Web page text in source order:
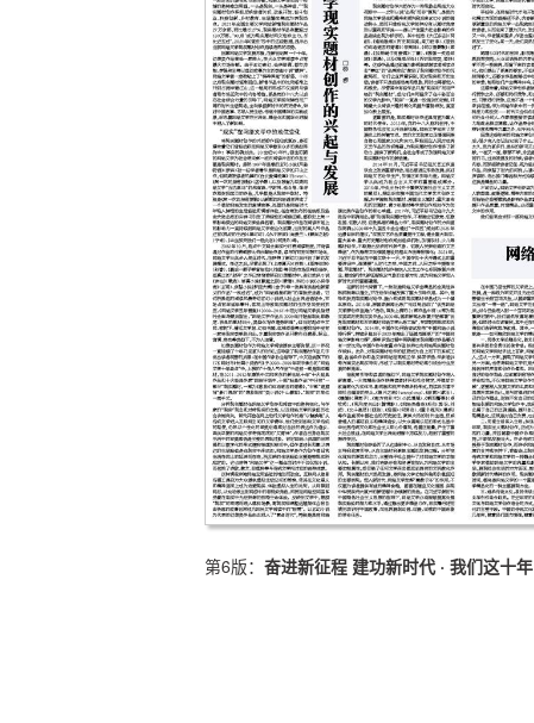
第6版： 奋进新征程 建功新时代 · 我们这十年